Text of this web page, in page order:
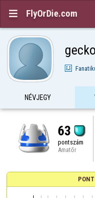
 FlyOrDie.com
gecko
NÉVJEGY
63
pontszám
Amatőr